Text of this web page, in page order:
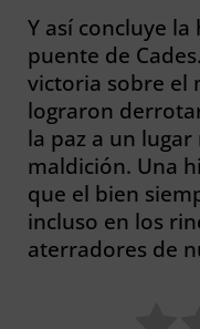
Y así concluye
puente de
victoria sobre el
lograron
la paz a un
maldición. Una
que el bien
incluso en los
aterradores de